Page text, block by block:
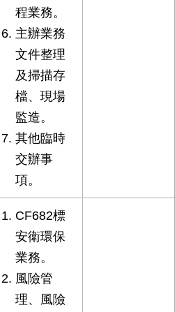
程業務。
主辦業務
文件整理
及掃描存
檔、現場
監造。
其他臨時
交辦事
項。
CF682標
安衛環保
業務。
風險管
理、風險